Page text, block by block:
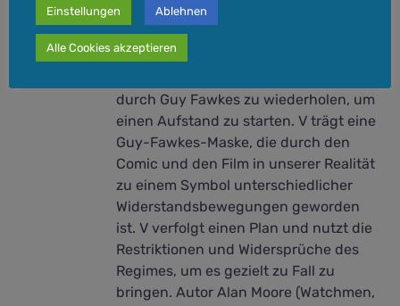
allumfassenden Überwachungsstaat.
Ein Hoffnungsschimmer ist der
Revolutionär V, der ankündigt, die
durch Guy Fawkes zu wiederholen, um
einen Aufstand zu starten. V trägt eine
Guy-Fawkes-Maske, die durch den
Comic und den Film in unserer Realität
zu einem Symbol unterschiedlicher
Widerstandsbewegungen geworden
ist. V verfolgt einen Plan und nutzt die
Restriktionen und Widersprüche des
Regimes, um es gezielt zu Fall zu
bringen. Autor Alan Moore (Watchmen,
Einstellungen Ablehnen
Alle Cookies akzeptieren